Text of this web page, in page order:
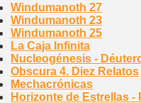
Windumanoth 27
Windumanoth 23
Windumanoth 25
La Caja Infinita
Nucleogénesis -
Obscura 4. Diez Relatos
Mechacrónicas
Horizonte de Estrellas -